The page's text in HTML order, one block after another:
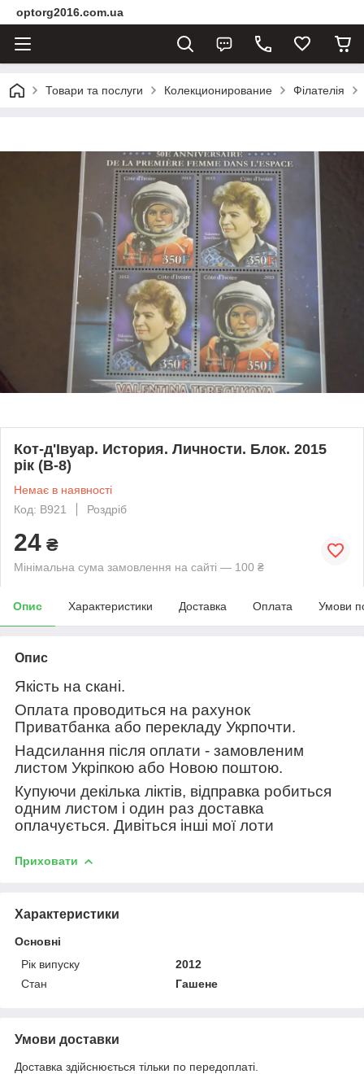
optorg2016.com.ua
Товари та послуги Колекционирование Філателія
Кот-д'Івуар. История. Личности. Блок. 2015
рік (В-8)
Немає в наявності
Код: В921
Роздріб
24 ₴
Мінімальна сума замовлення на сайті — 100 ₴
Опис Характеристики Доставка Оплата Умови
Опис
Якість на скані.
Оплата проводиться на рахунок
Приватбанка або перекладу Укрпочти.
Надсилання після оплати - замовленим
листом Укріпкою або Новою поштою.
Купуючи декілька ліктів, відправка робиться
одним листом і один раз доставка
оплачується. Дивіться інші мої лоти
Приховати
Характеристики
Основні
Рік випуску
2012
Стан
Гашене
Умови доставки
Доставка здійснюється тільки по передоплаті.